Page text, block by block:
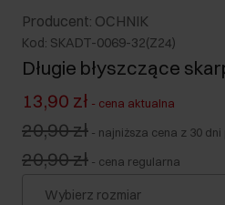
Producent: OCHNIK
Kod: SKADT-0069-32(Z24)
Długie błyszczące
13,90 zł - cena aktualna
20,90 zł - najniższa cena z 30
20,90 zł - cena regularna
Wybierz rozmiar